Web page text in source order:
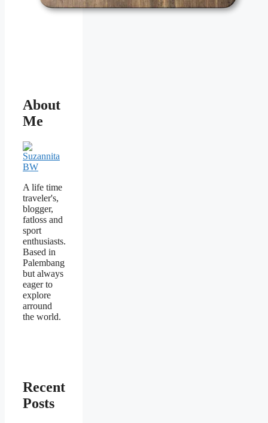
About
Me
A life time
traveler's,
blogger,
fatloss and
sport
enthusiasts.
Based in
Palembang
but always
eager to
explore
arround
the world.
Recent
Posts